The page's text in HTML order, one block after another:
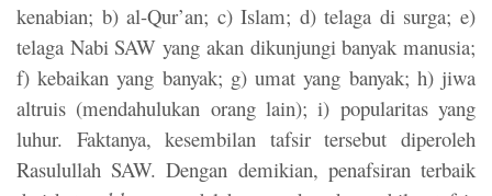
kenabian; b) al-Qur’an; c) Islam; d) telaga di surga; e)
telaga Nabi SAW yang akan dikunjungi banyak manusia;
f) kebaikan yang banyak; g) umat yang banyak; h) jiwa
altruis (mendahulukan orang lain); i) popularitas yang
luhur. Faktanya, kesembilan tafsir tersebut diperoleh
Rasulullah SAW. Dengan demikian, penafsiran terbaik